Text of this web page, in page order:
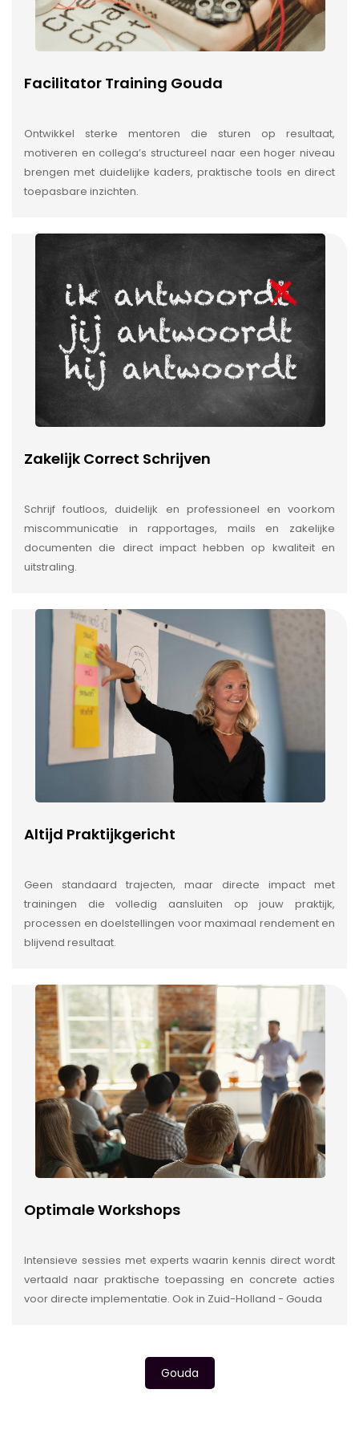
Facilitator Training Gouda
Ontwikkel sterke mentoren die sturen op resultaat,
motiveren en collega’s structureel naar een hoger niveau
brengen met duidelijke kaders, praktische tools en direct
toepasbare inzichten.
Zakelijk Correct Schrijven
Schrijf foutloos, duidelijk en professioneel en voorkom
miscommunicatie in rapportages, mails en zakelijke
documenten die direct impact hebben op kwaliteit en
uitstraling.
Altijd Praktijkgericht
Geen standaard trajecten, maar directe impact met
trainingen die volledig aansluiten op jouw praktijk,
processen en doelstellingen voor maximaal rendement en
blijvend resultaat.
Optimale Workshops
Intensieve sessies met experts waarin kennis direct wordt
vertaald naar praktische toepassing en concrete acties
voor directe implementatie. Ook in Zuid-Holland - Gouda
Gouda